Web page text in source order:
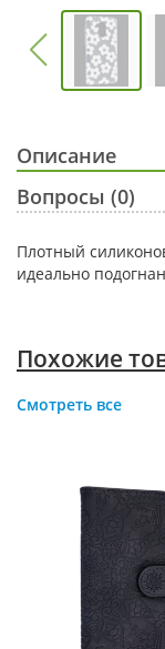
Описание
Вопросы (0)
Плотный
идеально
Похожие
Смотреть все